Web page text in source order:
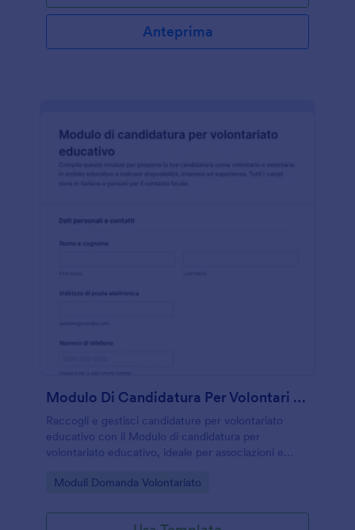
Anteprima
Modulo Di Candidatura Per Volontari Educativi
Raccogli e gestisci candidature per volontariato
educativo con il Modulo di candidatura per
volontariato educativo, ideale per associazioni e
risposte in modo semplice con Jotform.
Go to Category:
Moduli Domanda Volontariato